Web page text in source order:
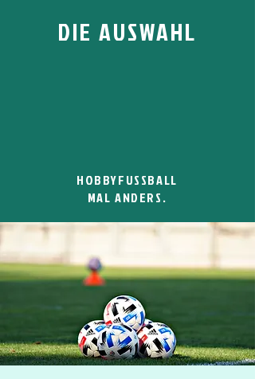
DIE AUSWAHL
HOBBYFUSSBALL
MAL ANDERS.